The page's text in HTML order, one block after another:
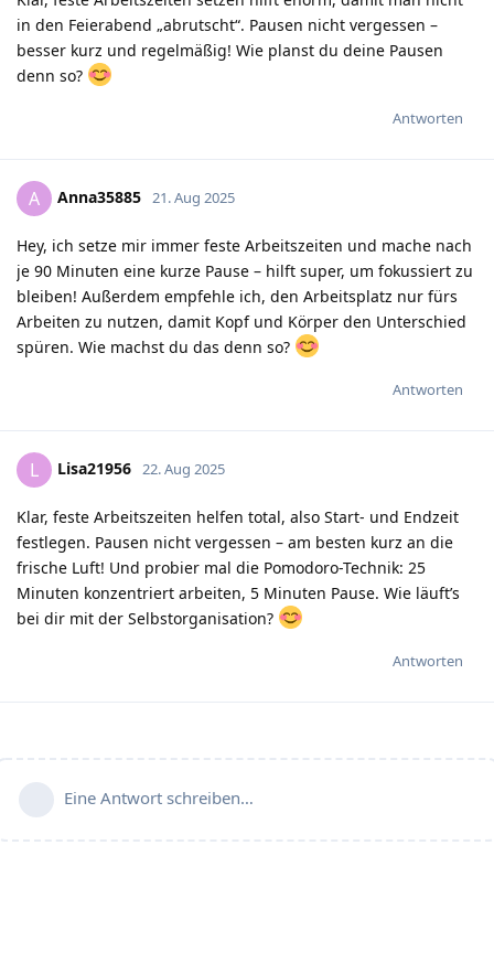
in den Feierabend „abrutscht“. Pausen nicht vergessen –
besser kurz und regelmäßig! Wie planst du deine Pausen
denn so?
Antworten
A Anna35885 21. Aug 2025
Hey, ich setze mir immer feste Arbeitszeiten und mache nach
je 90 Minuten eine kurze Pause – hilft super, um fokussiert zu
bleiben! Außerdem empfehle ich, den Arbeitsplatz nur fürs
Arbeiten zu nutzen, damit Kopf und Körper den Unterschied
spüren. Wie machst du das denn so?
Antworten
L Lisa21956 22. Aug 2025
Klar, feste Arbeitszeiten helfen total, also Start- und Endzeit
festlegen. Pausen nicht vergessen – am besten kurz an die
frische Luft! Und probier mal die Pomodoro-Technik: 25
Minuten konzentriert arbeiten, 5 Minuten Pause. Wie läuft’s
bei dir mit der Selbstorganisation?
Antworten
Eine Antwort schreiben…